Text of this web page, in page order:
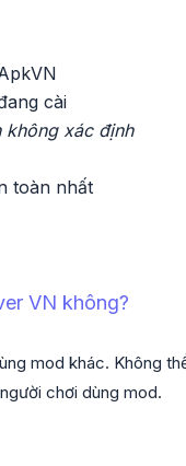
cài
xác định
toàn nhất
VN không?
mod khác. Không
chơi dùng mod.